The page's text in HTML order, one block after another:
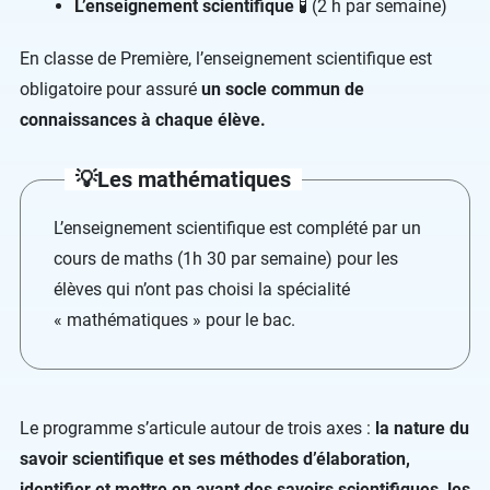
L’enseignement scientifique 🧪 (2 h par semaine)
En classe de Première, l’enseignement scientifique est
obligatoire pour assuré un socle commun de
connaissances à chaque élève.
💡Les mathématiques
L’enseignement scientifique est complété par un
cours de maths (1h 30 par semaine) pour les
élèves qui n’ont pas choisi la spécialité
« mathématiques » pour le bac.
Le programme s’articule autour de trois axes : la nature du
savoir scientifique et ses méthodes d’élaboration,